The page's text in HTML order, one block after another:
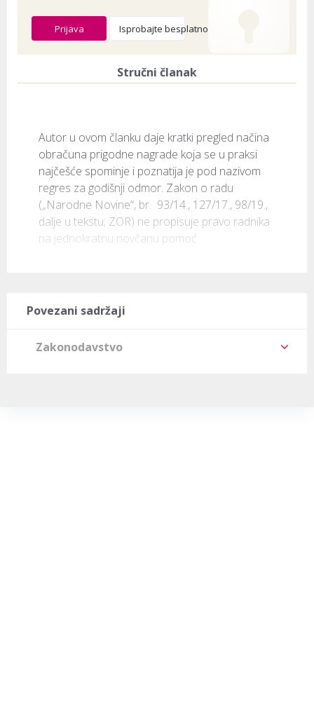
Prijava Isprobajte besplatno
Stručni članak
Autor u ovom članku daje kratki pregled načina
obračuna prigodne nagrade koja se u praksi
najčešće spominje i poznatija je pod nazivom
regres za godišnji odmor. Zakon o radu
(„Narodne Novine“, br.  93/14., 127/17., 98/19.,
dalje u tekstu; ZOR) ne propisuje pravo radnika
na jednokratnu novčanu pomoć
Povezani sadržaji
Zakonodavstvo